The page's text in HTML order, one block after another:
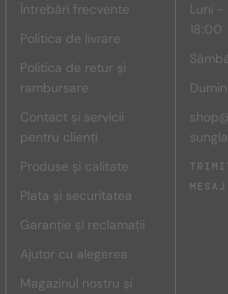
Întrebări frecvente
Politica de livrare
Politica de retur și
rambursare
Contact și servicii
pentru clienți
Produse și calitate
Plata și securitatea
Garanție și reclamații
Ajutor cu alegerea
Magazinul nostru și
Luni -
18:00
MESAJ